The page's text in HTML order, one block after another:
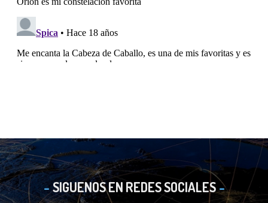
SIGUENOS EN REDES SOCIALES